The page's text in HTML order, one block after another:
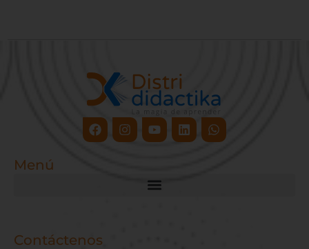
FacebookInstagram
YoutubeLinkedinWhatsapp
Menú
Contáctenos